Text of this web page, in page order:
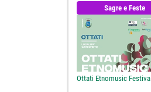
Sagre e Feste
Ottati Etnomusic Festival